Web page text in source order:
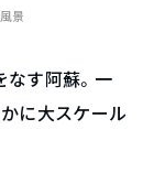
景
す阿蘇。一
に大スケール